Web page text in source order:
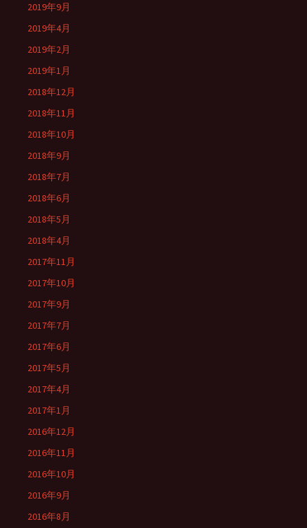
2019年9月
2019年4月
2019年2月
2019年1月
2018年12月
2018年11月
2018年10月
2018年9月
2018年7月
2018年6月
2018年5月
2018年4月
2017年11月
2017年10月
2017年9月
2017年7月
2017年6月
2017年5月
2017年4月
2017年1月
2016年12月
2016年11月
2016年10月
2016年9月
2016年8月